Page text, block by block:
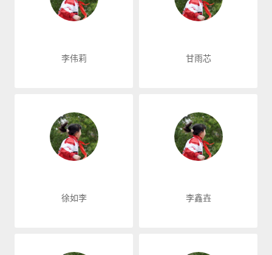
李伟莉 甘雨芯
徐如李 李鑫壵